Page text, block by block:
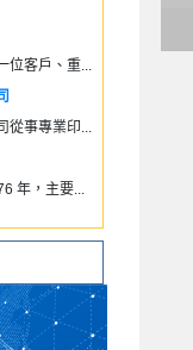
位客戶、重...
從事專業印...
年，主要...